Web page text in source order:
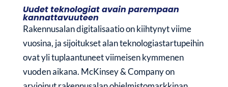
Uudet teknologiat avain parempaan
kannattavuuteen
Rakennusalan digitalisaatio on kiihtynyt viime
vuosina, ja sijoitukset alan teknologiastartupeihin
ovat yli tuplaantuneet viimeisen kymmenen
vuoden aikana. McKinsey & Company on